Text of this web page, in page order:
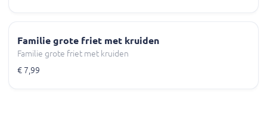
Familie grote friet met kruiden
Familie grote friet met kruiden
€ 7,99